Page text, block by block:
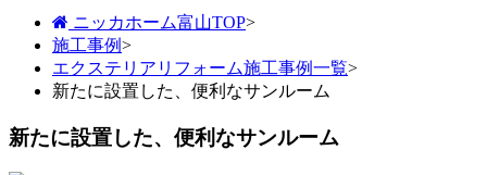
ニッカホーム富山TOP>
施工事例>
エクステリアリフォーム施工事例一覧>
新たに設置した、便利なサンルーム
新たに設置した、便利なサンルーム